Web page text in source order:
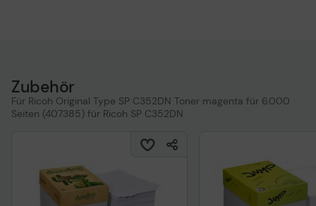
Zubehör
Für Ricoh Original Type SP C352DN Toner magenta für 6.000
Seiten (407385) für Ricoh SP C352DN